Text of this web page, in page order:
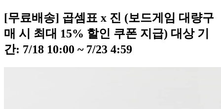
[무료배송] 곱셈표 x 진 (보드게임 대량구
매 시 최대 15% 할인 쿠폰 지급) 대상 기
간: 7/18 10:00 ~ 7/23 4:59